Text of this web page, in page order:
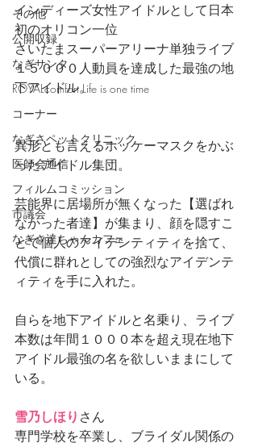
その他
公開収録
なぎサンタ
ROYALcomfort Life is one time
コーナー
なぎさペットクリニック
医師会通信
フィルムコミッション
市議会
なぎさ達ちゃんカフェ
インディーズ女性アイドルとして日本
初のオリコン一位
さいたまスーパーアリーナ単独ライブ
１５０００人動員を達成した最強の地
下アイドル。
異形とも言えるホッケーマスクをかぶ
ったアイドル集団。
芸能界に居場所が無くなった【選ばれ
なかった者達】が集まり、顔を隠すこ
とで個人のアイデンティティを捨て、
代償に群れとしての強烈なアイデンテ
ィティを手に入れた。
自らを地下アイドルと名乗り、ライブ
本数は年間１０００本を超え現在地下
アイドル最強の名を欲しいままにして
いる。
雪乃しほり さん
専門学校を卒業し、ブライダル関係の